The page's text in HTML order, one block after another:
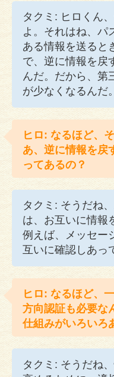
タクミ: ヒロくん
よ。それはね、パ
ある情報を送ると
で、逆に情報を戻
んだ。だから、第
が少なくなるんだ。
ヒロ: なるほど、
あ、逆に情報を戻
ってあるの？
タクミ: そうだね
は、お互いに情報
例えば、メッセー
互いに確認しあっ
ヒロ: なるほど、
方向認証も必要な
仕組みがいろいろ
タクミ: そうだね